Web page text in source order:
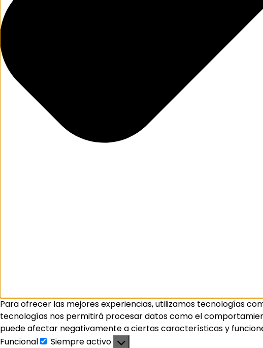
Para ofrecer las mejores experiencias, utilizamos tecnologías
tecnologías nos permitirá procesar datos como el
puede afectar negativamente a ciertas características y
Funcional
Siempre activo